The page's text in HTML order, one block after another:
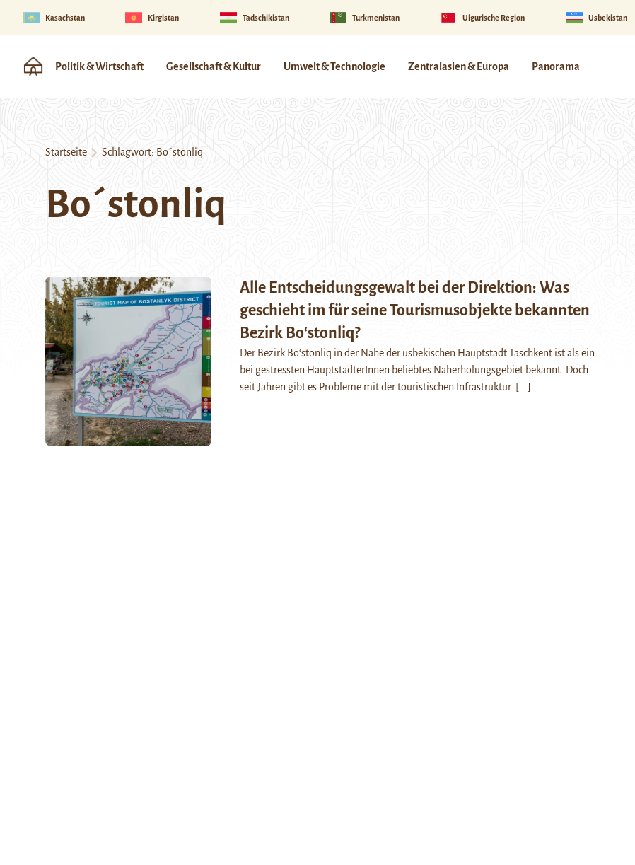
Kasachstan Kirgistan Tadschikistan Turkmenistan Uigurische Region Usbekistan
Politik & Wirtschaft Gesellschaft & Kultur Umwelt & Technologie Zentralasien & Europa Panorama
Startseite Schlagwort: Bo´stonliq
Bo´stonliq
Alle Entscheidungsgewalt bei der Direktion: Was
geschieht im für seine Tourismusobjekte bekannten
Bezirk Boʻstonliq?
Der Bezirk Boʻstonliq in der Nähe der usbekischen Hauptstadt Taschkent ist als ein
bei gestressten HauptstädterInnen beliebtes Naherholungsgebiet bekannt. Doch
seit Jahren gibt es Probleme mit der touristischen Infrastruktur. [...]